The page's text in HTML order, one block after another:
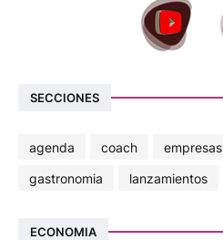
SECCIONES
agenda coach empresas
gastronomia
lanzamientos
ECONOMIA